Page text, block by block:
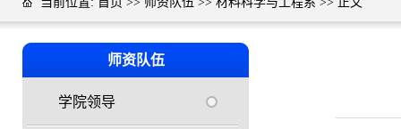
师资队伍
学院领导